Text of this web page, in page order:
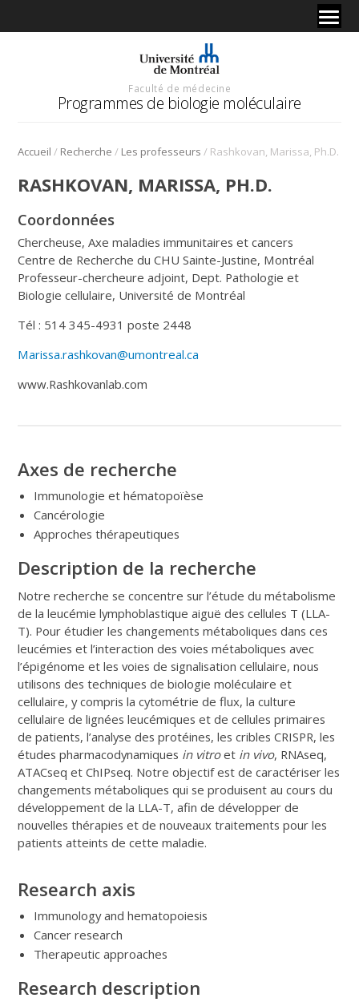
Faculté de médecine
Programmes de biologie moléculaire
Accueil / Recherche / Les professeurs / Rashkovan, Marissa, Ph.D.
RASHKOVAN, MARISSA, PH.D.
Coordonnées
Chercheuse, Axe maladies immunitaires et cancers
Centre de Recherche du CHU Sainte-Justine, Montréal
Professeur-chercheure adjoint, Dept. Pathologie et
Biologie cellulaire, Université de Montréal
Tél : 514 345-4931 poste 2448
Marissa.rashkovan@umontreal.ca
www.Rashkovanlab.com
Axes de recherche
Immunologie et hématopoïèse
Cancérologie
Approches thérapeutiques
Description de la recherche
Notre recherche se concentre sur l’étude du métabolisme
de la leucémie lymphoblastique aiguë des cellules T (LLA-
T). Pour étudier les changements métaboliques dans ces
leucémies et l’interaction des voies métaboliques avec
l’épigénome et les voies de signalisation cellulaire, nous
utilisons des techniques de biologie moléculaire et
cellulaire, y compris la cytométrie de flux, la culture
cellulaire de lignées leucémiques et de cellules primaires
de patients, l’analyse des protéines, les cribles CRISPR, les
études pharmacodynamiques in vitroet in vivo, RNAseq,
ATACseq et ChIPseq. Notre objectif est de caractériser les
changements métaboliques qui se produisent au cours du
développement de la LLA-T, afin de développer de
nouvelles thérapies et de nouveaux traitements pour les
patients atteints de cette maladie.
Research axis
Immunology and hematopoiesis
Cancer research
Therapeutic approaches
Research description